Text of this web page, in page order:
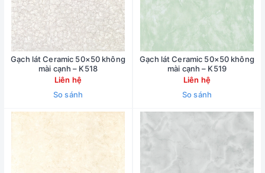
Gạch lát Ceramic 50×50 không
mài cạnh – K518
Liên hệ
So sánh
Gạch lát Ceramic 50×50 không
mài cạnh – K519
Liên hệ
So sánh